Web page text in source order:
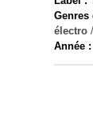
Genres
électro /
Année :